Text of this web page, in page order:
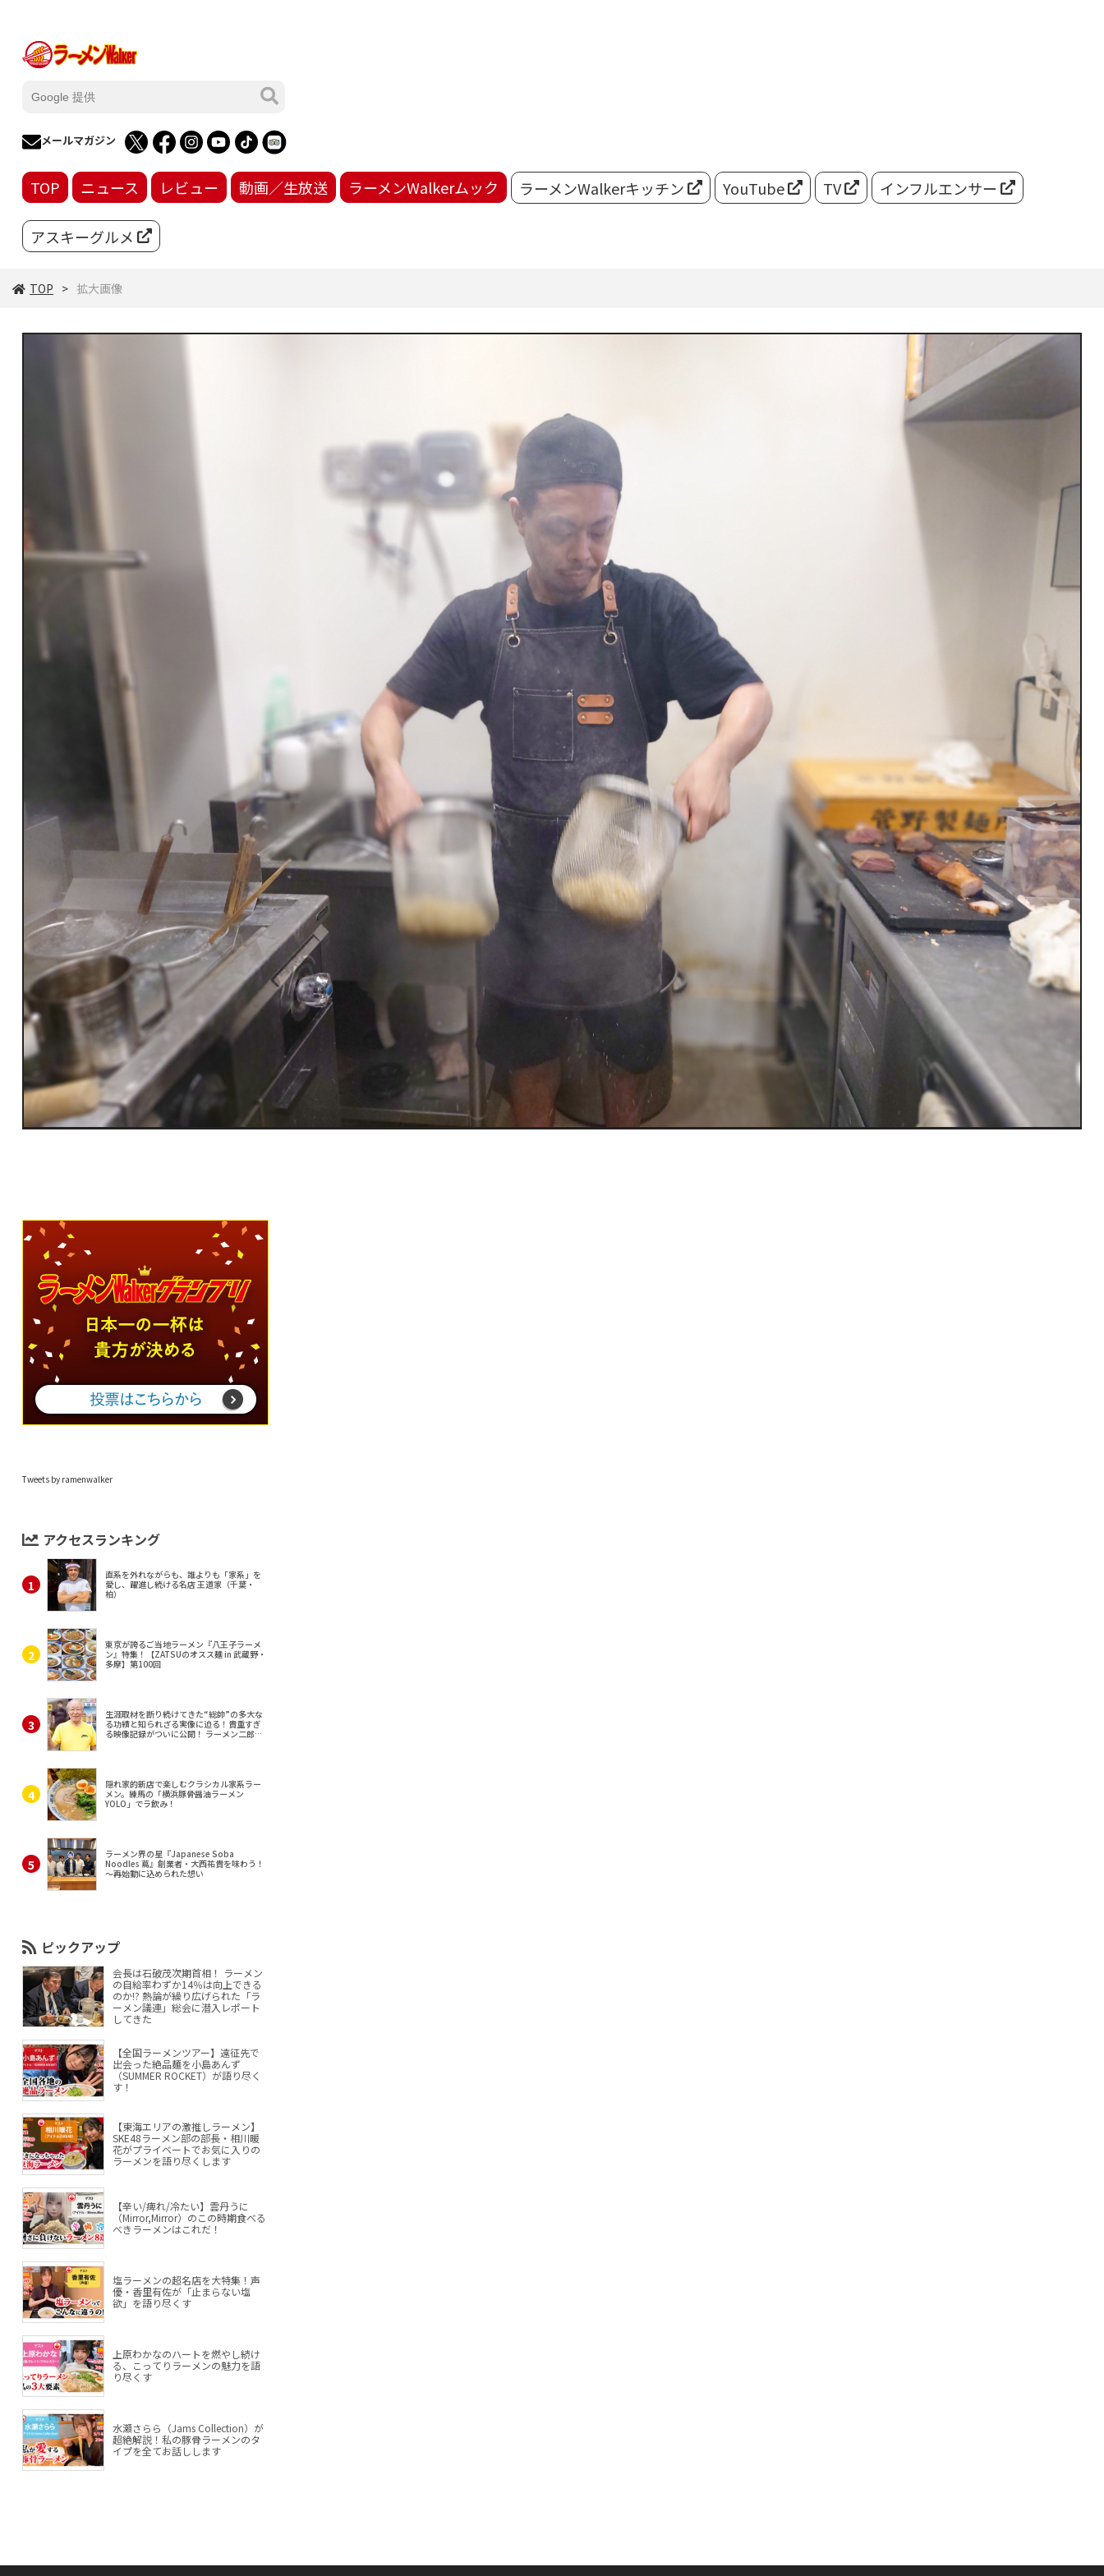
メールマガジン
TOP ニュース レビュー 動画／生放送 ラーメンWalkerムック ラーメンWalkerキッチン YouTube TV インフルエンサー
アスキーグルメ
TOP 拡大画像
Tweets by ramenwalker
アクセスランキング
直系を外れながらも、誰よりも「家系」を
愛し、躍進し続ける名店 王道家（千葉・
柏）
東京が誇るご当地ラーメン『八王子ラーメ
ン』特集！【ZATSUのオスス麺 in 武蔵野・
多摩】第100回
生涯取材を断り続けてきた“総帥”の多大な
る功績と知られざる実像に迫る！貴重すぎ
る映像記録がついに公開！ ラーメン二郎
隠れ家的新店で楽しむクラシカル家系ラー
メン。練馬の「横浜豚骨醤油ラーメン
YOLO」でラ飲み！
ラーメン界の星『Japanese Soba
Noodles 蔦』創業者・大西祐貴を味わう！
～再始動に込められた想い
ピックアップ
会長は石破茂次期首相！ ラーメン
の自給率わずか14％は向上できる
のか!? 熱論が繰り広げられた「ラ
ーメン議連」総会に潜入レポート
してきた
【全国ラーメンツアー】遠征先で
出会った絶品麺を小島あんず
（SUMMER ROCKET）が語り尽く
す！
【東海エリアの激推しラーメン】
SKE48ラーメン部の部長・相川暖
花がプライベートでお気に入りの
ラーメンを語り尽くします
【辛い/痺れ/冷たい】雲丹うに
（Mirror,Mirror）のこの時期食べる
べきラーメンはこれだ！
塩ラーメンの超名店を大特集！声
優・香里有佐が「止まらない塩
欲」を語り尽くす
上原わかなのハートを燃やし続け
る、こってりラーメンの魅力を語
り尽くす
水瀬さらら（Jams Collection）が
超絶解説！私の豚骨ラーメンのタ
イプを全てお話しします